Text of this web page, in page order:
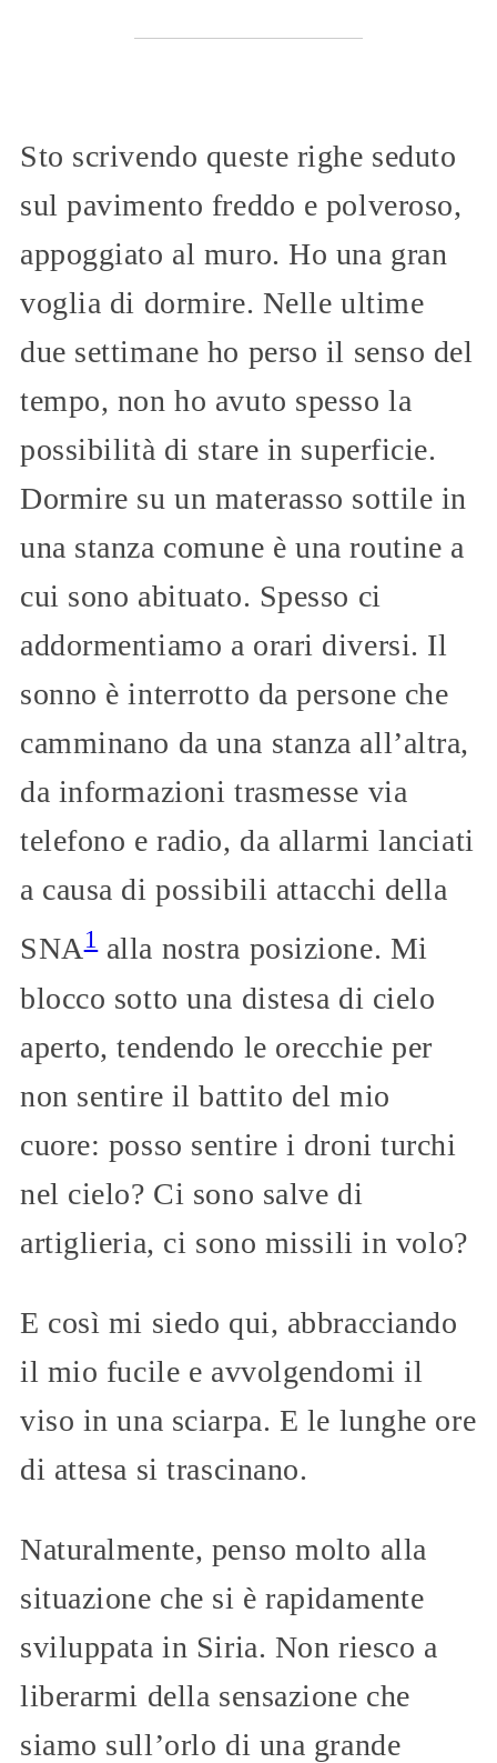
Sto scrivendo queste righe seduto
sul pavimento freddo e polveroso,
appoggiato al muro. Ho una gran
voglia di dormire. Nelle ultime
due settimane ho perso il senso del
tempo, non ho avuto spesso la
possibilità di stare in superficie.
Dormire su un materasso sottile in
una stanza comune è una routine a
cui sono abituato. Spesso ci
addormentiamo a orari diversi. Il
sonno è interrotto da persone che
camminano da una stanza all’altra,
da informazioni trasmesse via
telefono e radio, da allarmi lanciati
a causa di possibili attacchi della
SNA1alla nostra posizione. Mi
blocco sotto una distesa di cielo
aperto, tendendo le orecchie per
non sentire il battito del mio
cuore: posso sentire i droni turchi
nel cielo? Ci sono salve di
artiglieria, ci sono missili in volo?
E così mi siedo qui, abbracciando
il mio fucile e avvolgendomi il
viso in una sciarpa. E le lunghe ore
di attesa si trascinano.
Naturalmente, penso molto alla
situazione che si è rapidamente
sviluppata in Siria. Non riesco a
liberarmi della sensazione che
siamo sull’orlo di una grande